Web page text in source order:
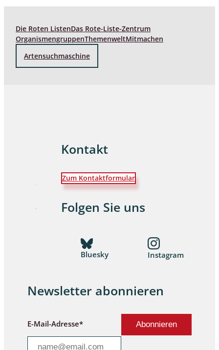
Die Roten ListenDas Rote-Liste-Zentrum
OrganismengruppenThemenweltMitmachen
Artensuchmaschine
Kontakt
Zum Kontaktformular
Folgen Sie uns
Bluesky Instagram
Newsletter abonnieren
E-Mail-Adresse*